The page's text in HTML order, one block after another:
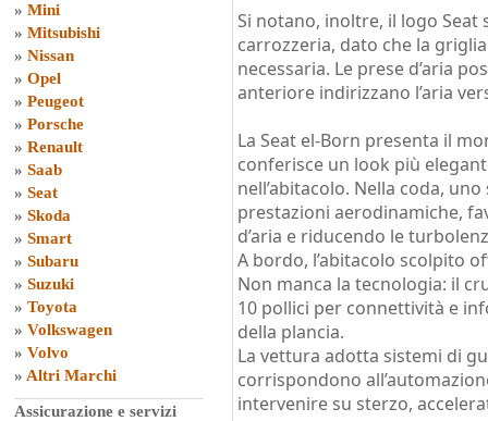
» Mini
» Mitsubishi
» Nissan
» Opel
» Peugeot
» Porsche
» Renault
» Saab
» Seat
» Skoda
» Smart
» Subaru
» Suzuki
» Toyota
» Volkswagen
» Volvo
» Altri Marchi
Assicurazione e servizi
Si notano, inoltre, il logo
carrozzeria, dato che la
necessaria. Le prese d’aria
anteriore indirizzano l’aria
La Seat el-Born presenta il
conferisce un look più
nell’abitacolo. Nella coda,
prestazioni aerodinamiche,
d’aria e riducendo le
A bordo, l’abitacolo scolpito
Non manca la tecnologia: il
10 pollici per connettività e
della plancia.
La vettura adotta sistemi di
corrispondono
intervenire su sterzo,